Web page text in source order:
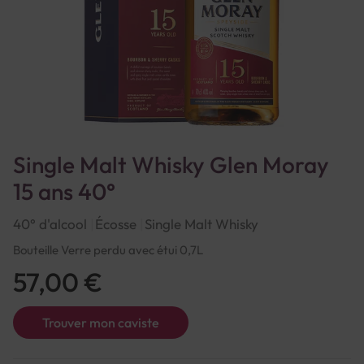
Single Malt Whisky Glen Moray
15 ans 40°
40° d'alcool Écosse Single Malt Whisky
Bouteille Verre perdu avec étui 0,7L
Trouver mon caviste
57,00 €